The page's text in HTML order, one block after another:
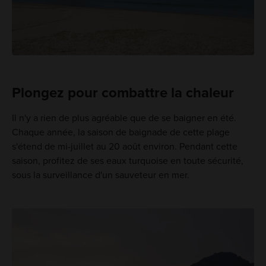
Plongez pour combattre la chaleur
Il n'y a rien de plus agréable que de se baigner en été.
Chaque année, la saison de baignade de cette plage
s'étend de mi-juillet au 20 août environ. Pendant cette
saison, profitez de ses eaux turquoise en toute sécurité,
sous la surveillance d'un sauveteur en mer.